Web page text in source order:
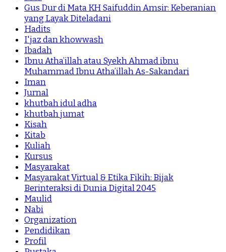
Gus Dur di Mata KH Saifuddin Amsir: Keberanian
yang Layak Diteladani
Hadits
I'jaz dan khowwash
Ibadah
Ibnu Atha’illah atau Syekh Ahmad ibnu
Muhammad Ibnu Atha’illah As-Sakandari
Iman
Jurnal
khutbah idul adha
khutbah jumat
Kisah
Kitab
Kuliah
Kursus
Masyarakat
Masyarakat Virtual & Etika Fikih: Bijak
Berinteraksi di Dunia Digital 2045
Maulid
Nabi
Organization
Pendidikan
Profil